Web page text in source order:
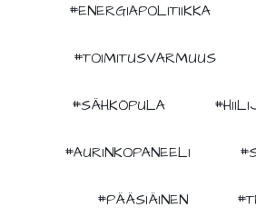
#ENERGIAPOLITIIKKA
#TOIMITUSVARMUUS
#SÄHKÖPULA
#AURINKOPANEELI
#PÄÄSIÄINEN